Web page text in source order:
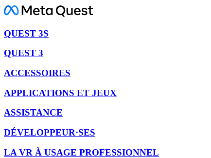
QUEST 3S
QUEST 3
ACCESSOIRES
APPLICATIONS ET JEUX
ASSISTANCE
DÉVELOPPEUR·SES
LA VR À USAGE PROFESSIONNEL